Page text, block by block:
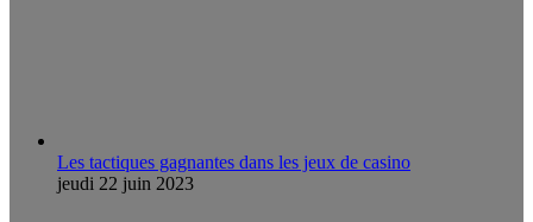
Les tactiques gagnantes dans les jeux de casino
jeudi 22 juin 2023